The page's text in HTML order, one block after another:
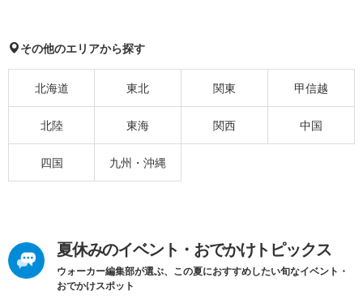
その他のエリアから探す
北海道 東北 関東 甲信越
北陸 東海 関西 中国
四国 九州・沖縄
夏休みのイベント・おでかけトピックス
ウォーカー編集部が選ぶ、この夏におすすめしたい旬なイベント・
おでかけスポット